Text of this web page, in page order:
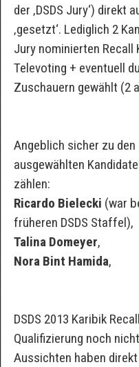
der ‚DSDS Jury‘) direkt
‚gesetzt‘. Lediglich 2
Jury nominierten Recall
Televoting + eventuell
Zuschauern gewählt (2
Angeblich sicher zu
ausgewählten
zählen:
Ricardo Bielecki (war
früheren DSDS Staffel),
Talina Domeyer,
Nora Bint Hamida,
DSDS 2013 Karibik
Qualifizierung noch
Aussichten haben